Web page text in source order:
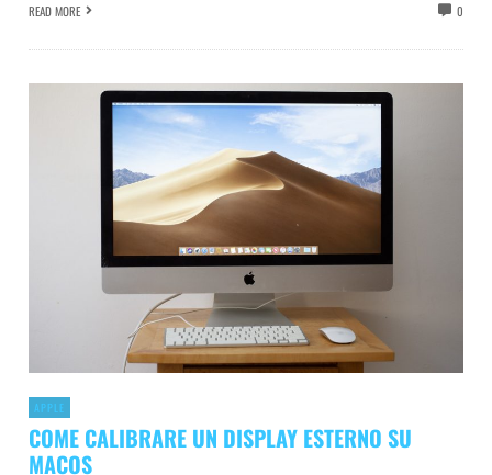
READ MORE 0
APPLE
COME CALIBRARE UN DISPLAY ESTERNO SU
MACOS